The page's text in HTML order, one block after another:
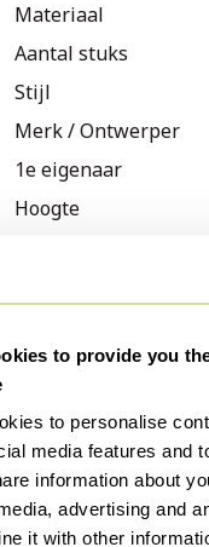
to provide you
to personalise
media features and
information about
advertising and
it with other
Materiaal
Aantal stuks
Stijl
Merk / Ontwerper
1e eigenaar
Hoogte
Modern
Modern